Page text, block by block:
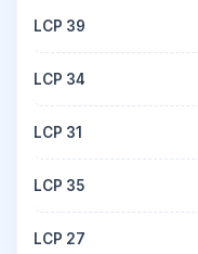
LCP 39
LCP 34
LCP 31
LCP 35
LCP 27